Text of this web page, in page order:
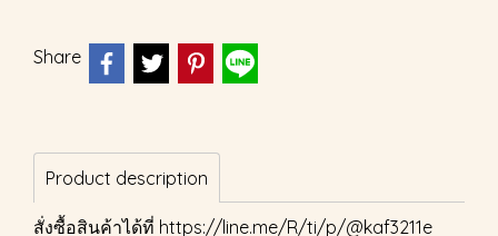
Share
Product description
สั่งซื้อสินค้าได้ที่ https://line.me/R/ti/p/@kaf3211e